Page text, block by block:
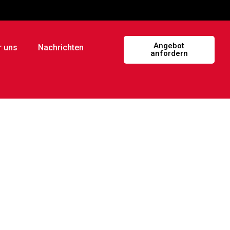
uns Nachrichten
Angebot
anfordern